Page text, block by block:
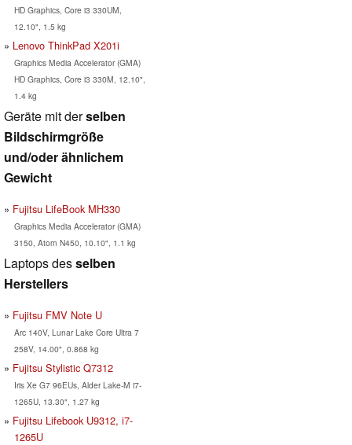
HD Graphics, Core i3 330UM,
12.10", 1.5 kg
Lenovo ThinkPad X201i
Graphics Media Accelerator (GMA)
HD Graphics, Core i3 330M, 12.10",
1.4 kg
Geräte mit derselben
Bildschirmgröße
und/oder ähnlichem
Gewicht
Fujitsu LifeBook MH330
Graphics Media Accelerator (GMA)
3150, Atom N450, 10.10", 1.1 kg
Laptops desselben
Herstellers
Fujitsu FMV Note U
Arc 140V, Lunar Lake Core Ultra 7
258V, 14.00", 0.868 kg
Fujitsu Stylistic Q7312
Iris Xe G7 96EUs, Alder Lake-M i7-
1265U, 13.30", 1.27 kg
Fujitsu Lifebook U9312, i7-
1265U